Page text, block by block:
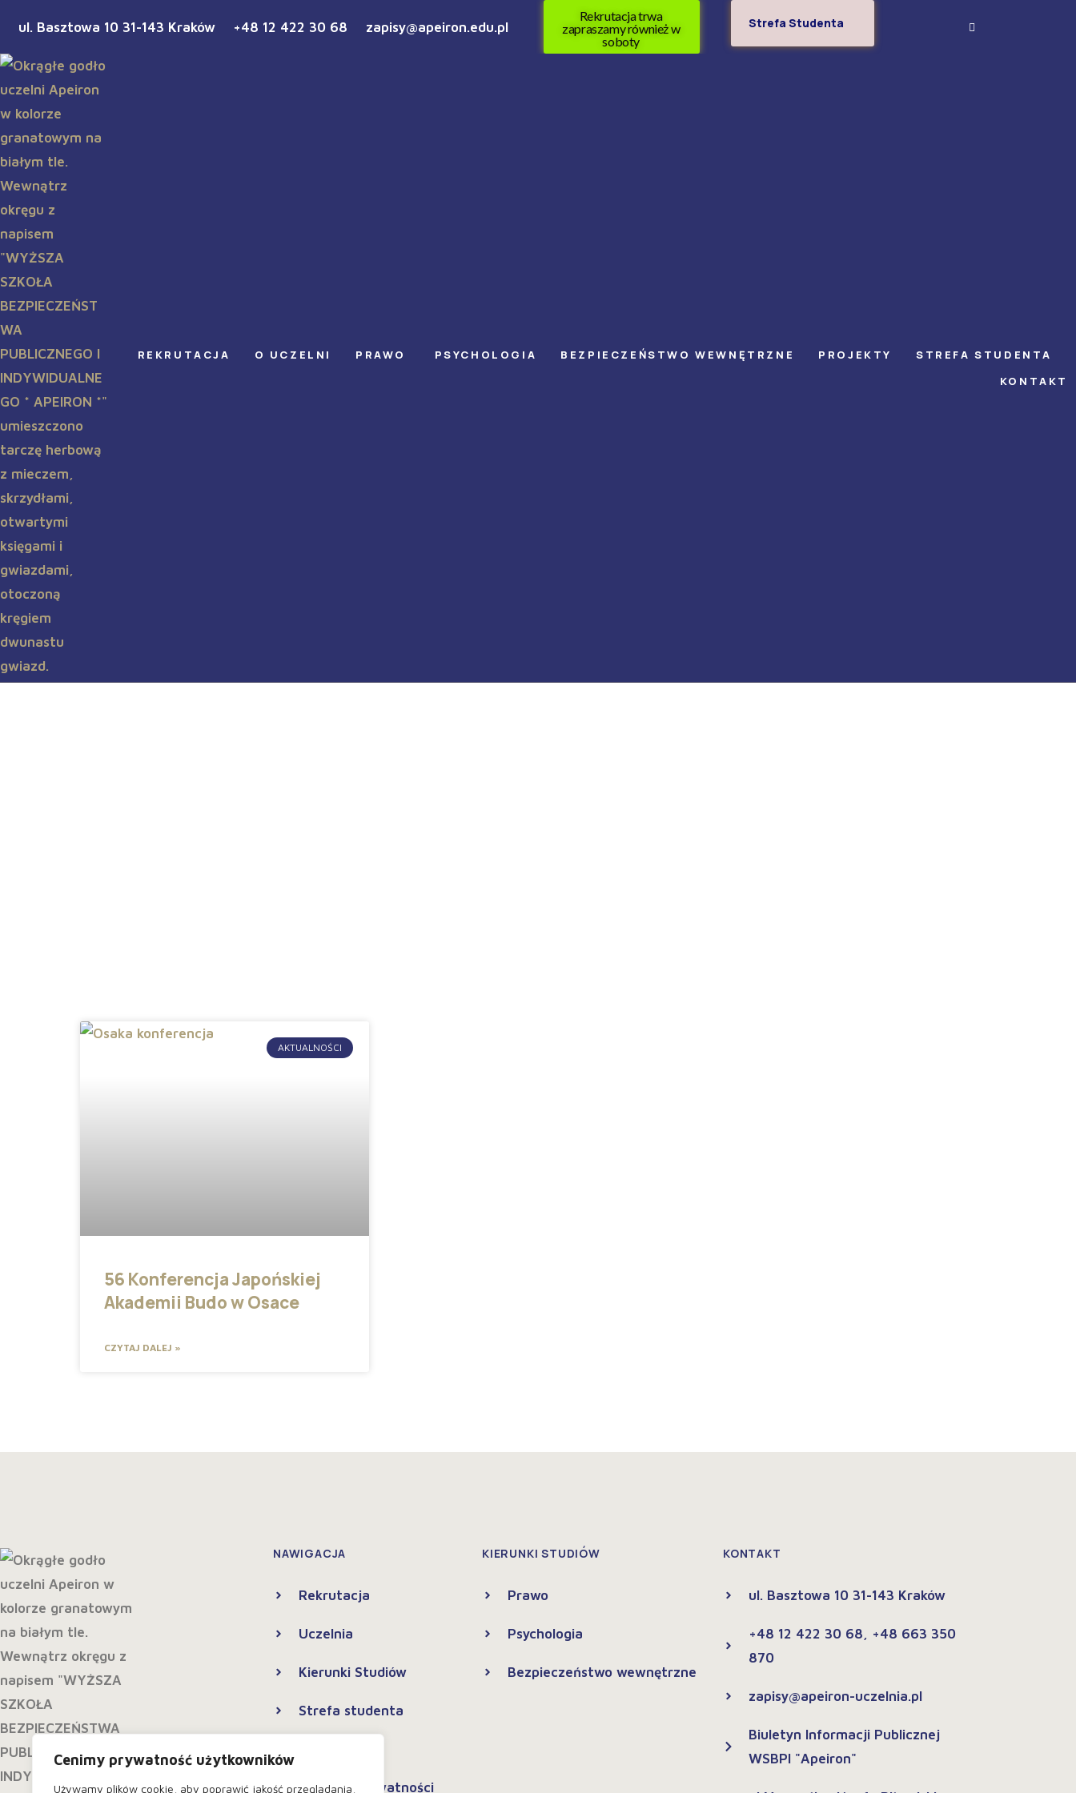
Cenimy prywatność użytkowników
Używamy plików cookie, aby poprawić jakość przeglądania,
ul. Basztowa 10 31-143 Kraków +48 12 422 30 68 zapisy@apeiron.edu.pl
Rekrutacja trwa
zapraszamy również w
soboty
Strefa Studenta
REKRUTACJA O UCZELNI PRAWO PSYCHOLOGIA BEZPIECZEŃSTWO WEWNĘTRZNE PROJEKTY
STREFA STUDENTA
KONTAKT
AKTUALNOŚCI
56 Konferencja Japońskiej
Akademii Budo w Osace
CZYTAJ DALEJ »
NAWIGACJA
Rekrutacja
Uczelnia
Kierunki Studiów
Strefa studenta
Polityka prywatności
KIERUNKI STUDIÓW
Prawo
Psychologia
Bezpieczeństwo wewnętrzne
KONTAKT
ul. Basztowa 10 31-143 Kraków
+48 12 422 30 68, +48 663 350
870
zapisy@apeiron-uczelnia.pl
Biuletyn Informacji Publicznej
WSBPI "Apeiron"